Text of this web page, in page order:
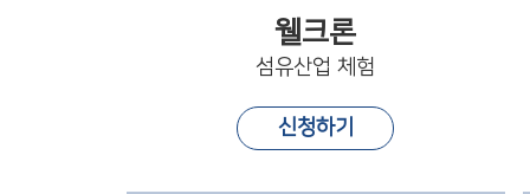
웰크론
섬유산업 체험
신청하기